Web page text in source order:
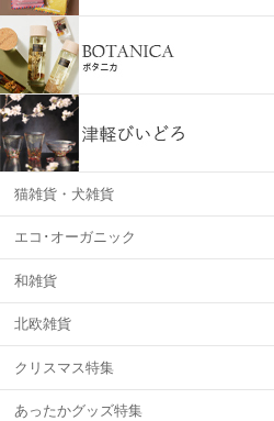
猫雑貨・犬雑貨
エコ･オーガニック
和雑貨
北欧雑貨
クリスマス特集
あったかグッズ特集